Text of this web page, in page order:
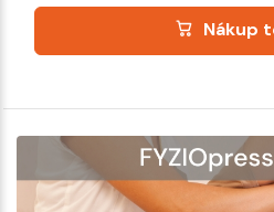
Nákup